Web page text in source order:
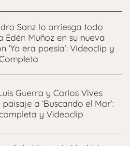
Sanz lo arriesga todo
Edén Muñoz en su nueva
‘Yo era poesía’: Videoclip y
Guerra y Carlos Vives
a ‘Buscando el Mar’:
y Videoclip